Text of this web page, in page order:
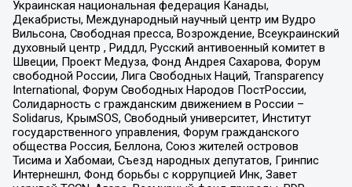
Украинская национальная федерация Канады,
Декабристы, Международный научный центр им Вудро
Вильсона, Свободная пресса, Возрождение, Всеукраинский
духовный центр , Риддл, Русский антивоенный комитет в
Швеции, Проект Медуза, Фонд Андрея Сахарова, Форум
свободной России, Лига Свободных Наций, Transparеncy
International, Форум Свободных Народов ПостРоссии,
Солидарность с гражданским движением в России –
Solidarus, КрымSOS, Свободный университет, Институт
государственного управления, Форум гражданского
общества Россия, Беллона, Союз жителей островов
Тисима и Хабомаи, Съезд народных депутатов, Гринпис
Интернешнл, Фонд борьбы с коррупцией Инк, Завет